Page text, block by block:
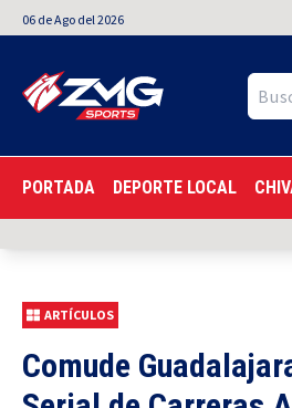
06 deAgo del 2026
PORTADA DEPORTE LOCAL
ARTÍCULOS
Comude